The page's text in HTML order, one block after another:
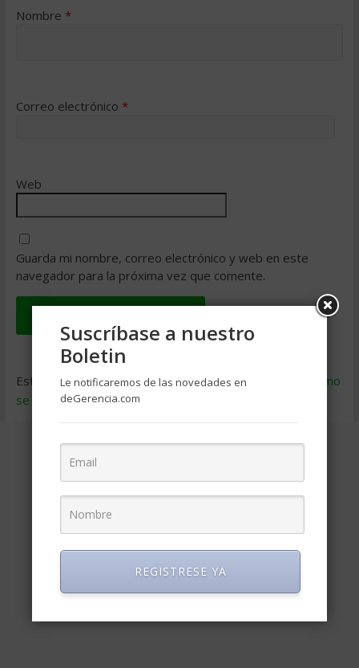
Nombre *
Correo electrónico *
Web
Guarda mi nombre, correo electrónico y web en este
navegador para la próxima vez que comente.
Este sitio usa Akismet para reducir el spam.
Aprende cómo
se procesan los datos de tus comentarios
Suscríbase a nuestro
Boletin
Le notificaremos de las novedades en
deGerencia.com
REGISTRESE YA